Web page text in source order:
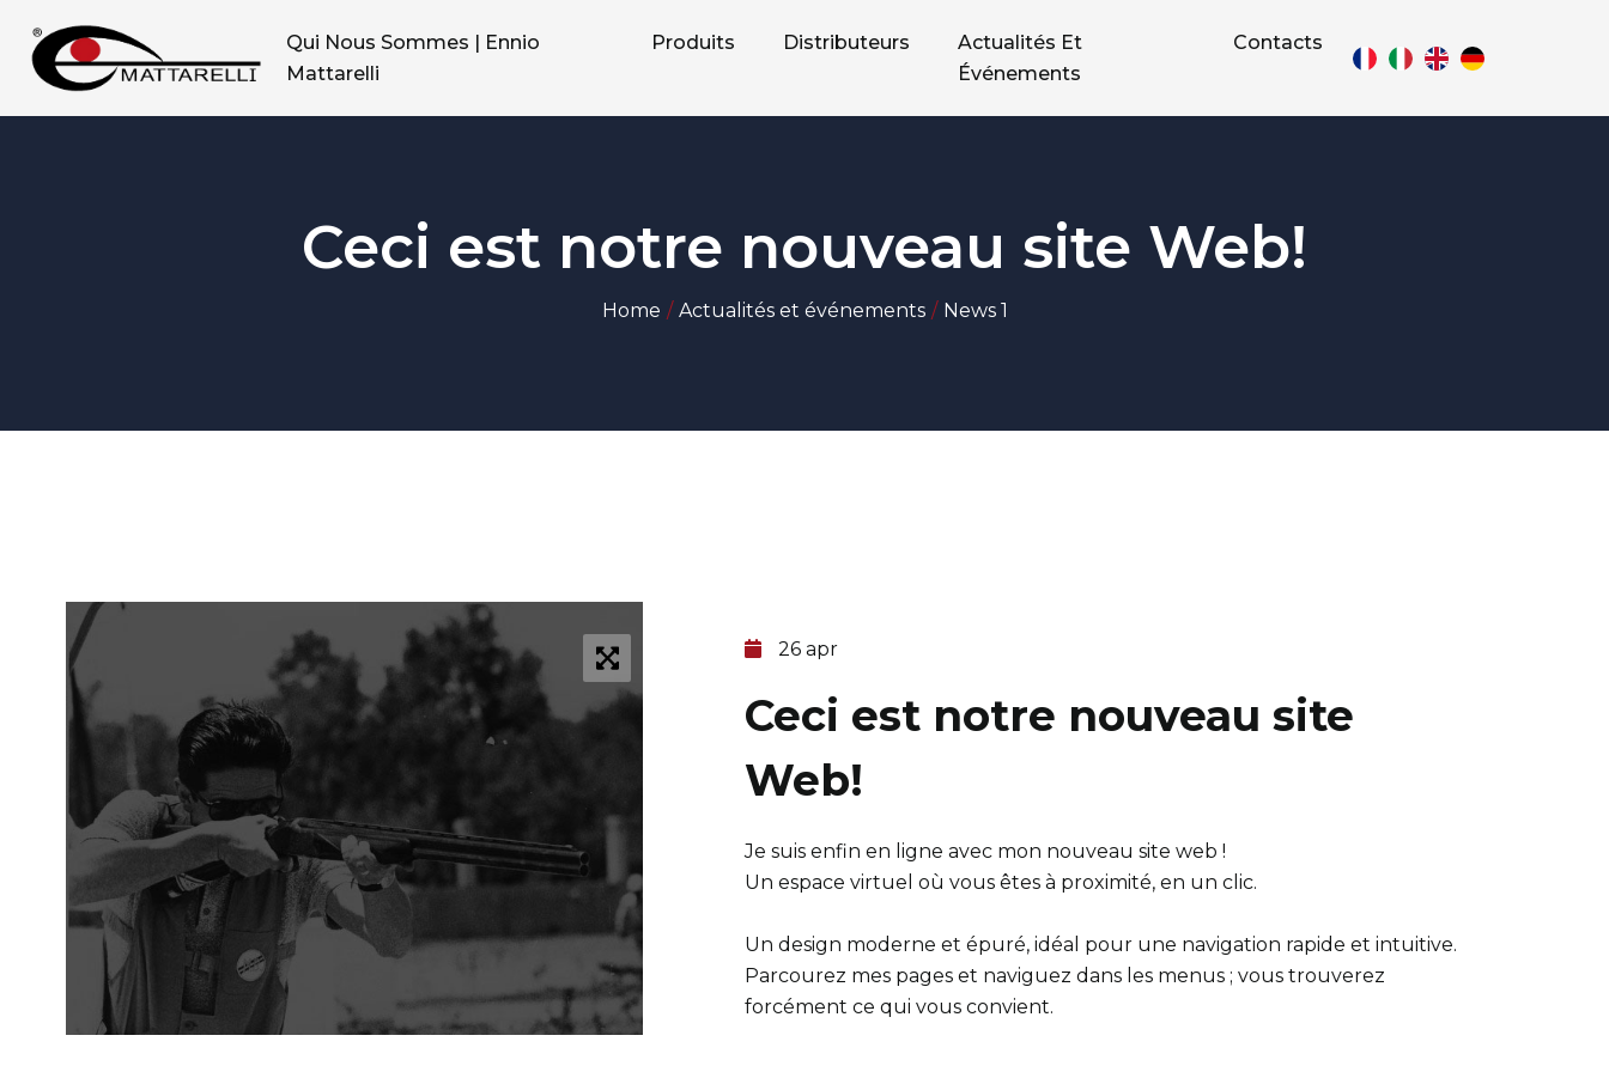
Qui Nous Sommes | Ennio
Mattarelli
Produits Distributeurs
Actualités Et
Événements
Contacts
Ceci est notre nouveau site Web!
Home Actualités et événements News 1
26 apr
Ceci est notre nouveau site
Web!
Je suis enfin en ligne avec mon nouveau site web !
Un espace virtuel où vous êtes à proximité, en un clic.
Un design moderne et épuré, idéal pour une navigation rapide et intuitive.
Parcourez mes pages et naviguez dans les menus ; vous trouverez
forcément ce qui vous convient.